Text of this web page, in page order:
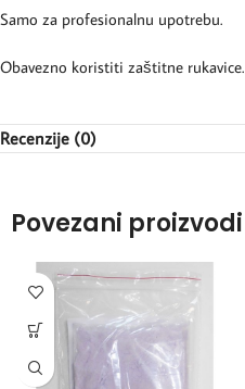
Samo za profesionalnu upotrebu.
Obavezno koristiti zaštitne rukavice.
Recenzije (0)
Povezani proizvodi